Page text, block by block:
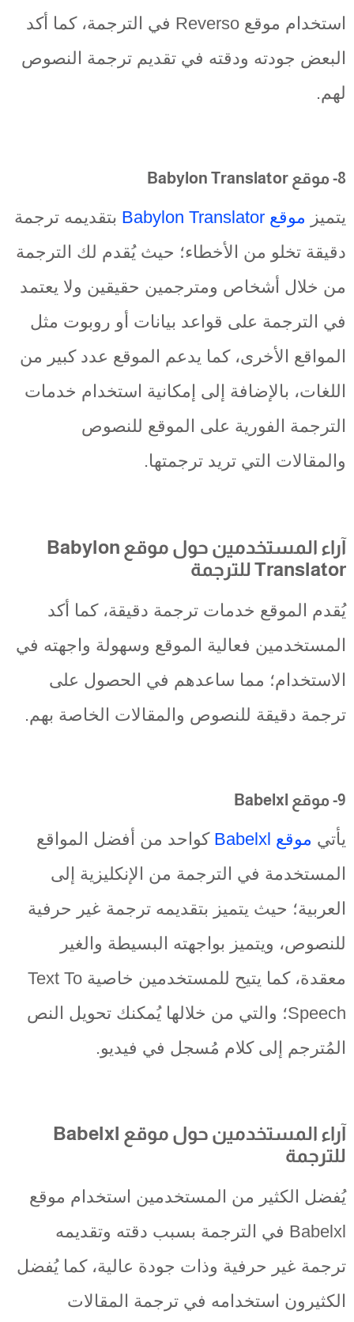
استخدام موقع Reverso في الترجمة، كما أكد
البعض جودته ودقته في تقديم ترجمة النصوص
لهم.
8- موقع Babylon Translator
يتميز موقع Babylon Translator
بتقديمه ترجمة
دقيقة تخلو من الأخطاء؛ حيث يُقدم لك الترجمة
من خلال أشخاص ومترجمين حقيقين ولا يعتمد
في الترجمة على قواعد بيانات أو روبوت مثل
المواقع الأخرى، كما يدعم الموقع عدد كبير من
اللغات، بالإضافة إلى إمكانية استخدام خدمات
الترجمة الفورية على الموقع للنصوص
والمقالات التي تريد ترجمتها.
آراء المستخدمين حول موقع Babylon
Translator للترجمة
يُقدم الموقع خدمات ترجمة دقيقة، كما أكد
المستخدمين فعالية الموقع وسهولة واجهته في
الاستخدام؛ مما ساعدهم في الحصول على
ترجمة دقيقة للنصوص والمقالات الخاصة بهم.
9- موقع Babelxl
يأتيموقع Babelxl
كواحد من أفضل المواقع
المستخدمة في الترجمة من الإنكليزية إلى
العربية؛ حيث يتميز بتقديمه ترجمة غير حرفية
للنصوص، ويتميز بواجهته البسيطة والغير
معقدة، كما يتيح للمستخدمين خاصية Text To
Speech؛ والتي من خلالها يُمكنك تحويل النص
المُترجم إلى كلام مُسجل في فيديو.
آراء المستخدمين حول موقع Babelxl
للترجمة
يُفضل الكثير من المستخدمين استخدام موقع
Babelxl في الترجمة بسبب دقته وتقديمه
ترجمة غير حرفية وذات جودة عالية، كما يُفضل
الكثيرون استخدامه في ترجمة المقالات